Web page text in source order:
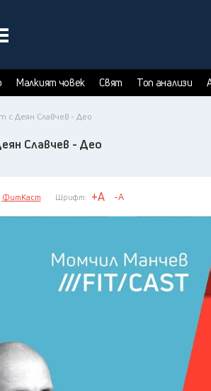
Малкият човек Свят Топ анализи
с Деян Славчев - Део
Славчев - Део
ФитКаст Шрифт: +A -A